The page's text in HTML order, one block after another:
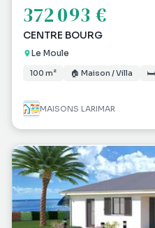
372 093 €
CENTRE BOURG
Le Moule
100 m² 🏠 Maison / Villa 🛏
MAISONS LARIMAR